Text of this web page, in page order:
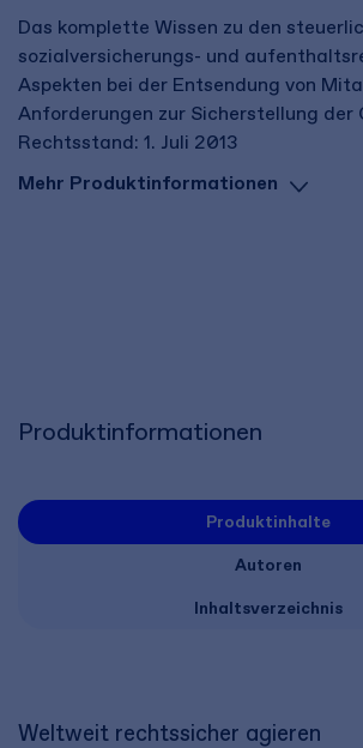
Das komplette Wissen zu den
sozialversicherungs- und
Aspekten bei der Entsendung von
Anforderungen zur Sicherstellung der
Rechtsstand: 1. Juli 2013
Mehr Produktinformationen
Produktinformationen
Produktinhalte
Autoren
Inhaltsverzeichnis
Weltweit rechtssicher agieren